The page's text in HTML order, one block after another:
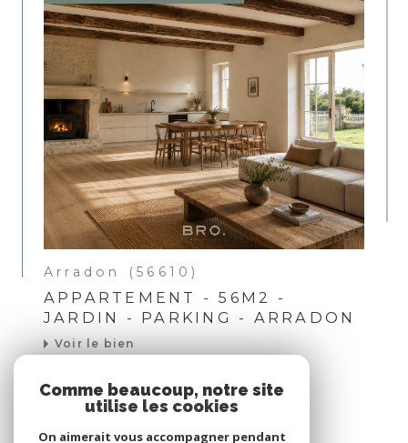
Arradon (56610)
APPARTEMENT - 56M2 -
JARDIN - PARKING - ARRADON
Voir le bien
Nous suivre sur
Comme beaucoup, notre site
utilise les cookies
On aimerait vous accompagner pendant